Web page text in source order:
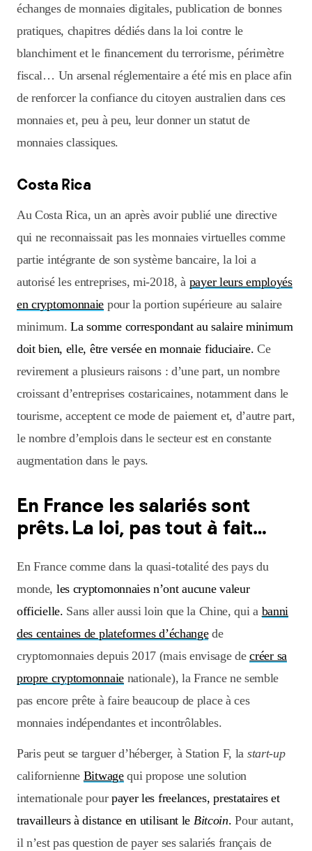
échanges de monnaies digitales, publication de bonnes
pratiques, chapitres dédiés dans la loi contre le
blanchiment et le financement du terrorisme, périmètre
fiscal… Un arsenal réglementaire a été mis en place afin
de renforcer la confiance du citoyen australien dans ces
monnaies et, peu à peu, leur donner un statut de
monnaies classiques.
Costa Rica
Au Costa Rica, un an après avoir publié une directive
qui ne reconnaissait pas les monnaies virtuelles comme
partie intégrante de son système bancaire, la loi a
autorisé les entreprises, mi-2018, à payer leurs employés
en cryptomonnaie pour la portion supérieure au salaire
minimum.La somme correspondant au salaire minimum
doit bien, elle, être versée en monnaie fiduciaire. Ce
revirement a plusieurs raisons : d’une part, un nombre
croissant d’entreprises costaricaines, notamment dans le
tourisme, acceptent ce mode de paiement et, d’autre part,
le nombre d’emplois dans le secteur est en constante
augmentation dans le pays.
En France les salariés sont
prêts. La loi, pas tout à fait…
En France comme dans la quasi-totalité des pays du
monde, les cryptomonnaies n’ont aucune valeur
officielle. Sans aller aussi loin que la Chine, qui a banni
des centaines de plateformes d’échangede
cryptomonnaies depuis 2017 (mais envisage decréer sa
propre cryptomonnaienationale), la France ne semble
pas encore prête à faire beaucoup de place à ces
monnaies indépendantes et incontrôlables.
Paris peut se targuer d’héberger, à Station F, la start-up
californienne Bitwagequi propose une solution
internationale pour payer les freelances, prestataires et
travailleurs à distance en utilisant le Bitcoin. Pour autant,
il n’est pas question de payer ses salariés français de